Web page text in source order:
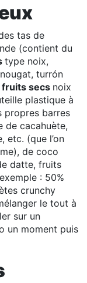
tas de
(contient du
type noix,
turrón
fruits secs noix
plastique à
propres barres
de cacahuète,
etc. (que l’on
de coco
datte, fruits
: 50%
crunchy
le tout à
sur un
un moment puis